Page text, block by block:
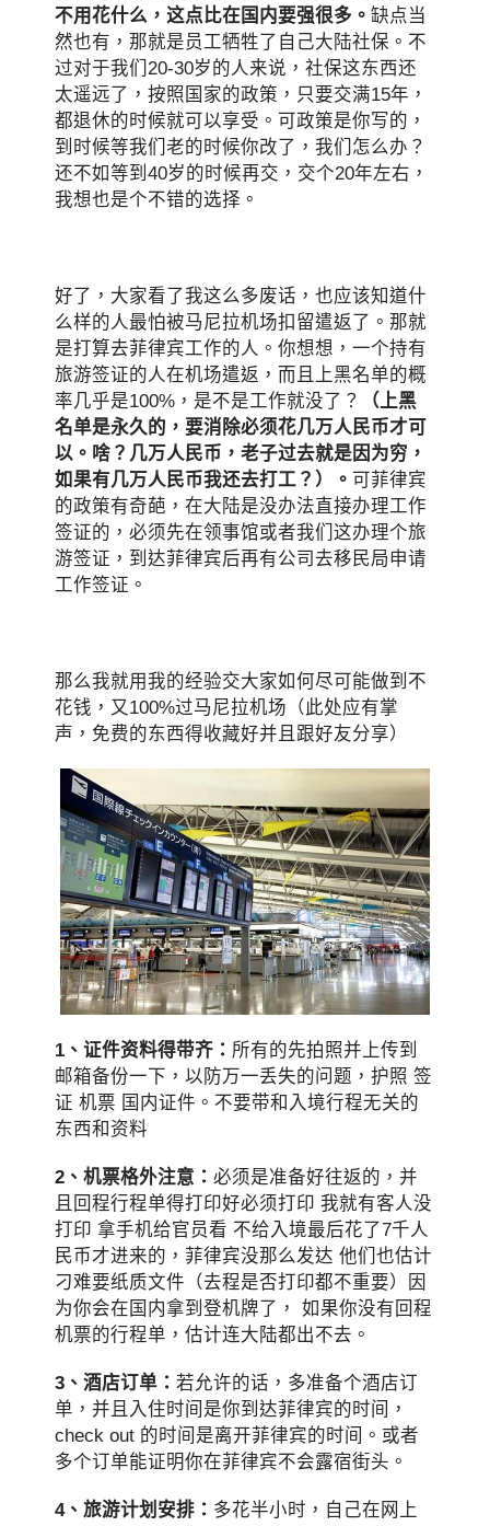
不用花什么，这点比在国内要强很多。缺点当
然也有，那就是员工牺牲了自己大陆社保。不
过对于我们20-30岁的人来说，社保这东西还
太遥远了，按照国家的政策，只要交满15年，
都退休的时候就可以享受。可政策是你写的，
到时候等我们老的时候你改了，我们怎么办？
还不如等到40岁的时候再交，交个20年左右，
我想也是个不错的选择。
好了，大家看了我这么多废话，也应该知道什
么样的人最怕被马尼拉机场扣留遣返了。那就
是打算去菲律宾工作的人。你想想，一个持有
旅游签证的人在机场遣返，而且上黑名单的概
率几乎是100%，是不是工作就没了？
（上黑
名单是永久的，要消除必须花几万人民币才可
以。啥？几万人民币，老子过去就是因为穷，
如果有几万人民币我还去打工？）。 可菲律宾
的政策有奇葩，在大陆是没办法直接办理工作
签证的，必须先在领事馆或者我们这办理个旅
游签证，到达菲律宾后再有公司去移民局申请
工作签证。
那么我就用我的经验交大家如何尽可能做到不
花钱，又100%过马尼拉机场（此处应有掌
声，免费的东西得收藏好并且跟好友分享）
1、证件资料得带齐： 所有的先拍照并上传到
邮箱备份一下，以防万一丢失的问题，护照 签
证 机票 国内证件。不要带和入境行程无关的
东西和资料
2、机票格外注意：必须是准备好往返的，并
且回程行程单得打印好必须打印 我就有客人没
打印 拿手机给官员看 不给入境最后花了7千人
民币才进来的，菲律宾没那么发达 他们也估计
刁难要纸质文件（去程是否打印都不重要）因
为你会在国内拿到登机牌了， 如果你没有回程
机票的行程单，估计连大陆都出不去。
3、酒店订单： 若允许的话，多准备个酒店订
单，并且入住时间是你到达菲律宾的时间，
check out 的时间是离开菲律宾的时间。或者
多个订单能证明你在菲律宾不会露宿街头。
4、旅游计划安排： 多花半小时，自己在网上